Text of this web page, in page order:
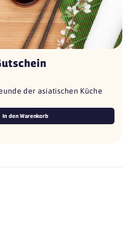
der asiatischen Küche
In den Warenkorb